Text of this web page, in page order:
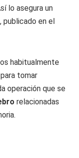
lo asegura un
publicado en el
habitualmente
tomar
operación que se
relacionadas